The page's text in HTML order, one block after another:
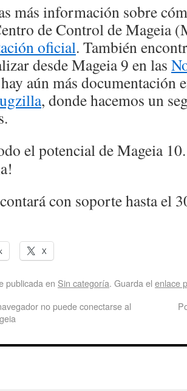
más información sobre
de Control de Mageia
oficial. También
desde Mageia 9 en las
aún más documentación
, donde hacemos un
el potencial de Mageia
con soporte hasta el
X
publicada en Sin categoría. Guarda el enlace
no puede conectarse al